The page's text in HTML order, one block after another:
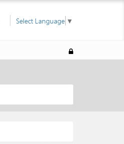
Select Language ▼